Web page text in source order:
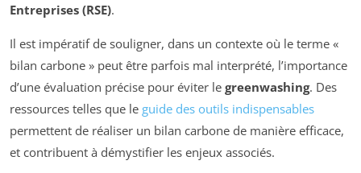
Entreprises (RSE).
Il est impératif de souligner, dans un contexte où le terme «
bilan carbone » peut être parfois mal interprété, l’importance
d’une évaluation précise pour éviter le greenwashing. Des
ressources telles que le guide des outils indispensables
permettent de réaliser un bilan carbone de manière efficace,
et contribuent à démystifier les enjeux associés.